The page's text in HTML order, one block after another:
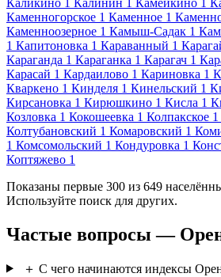
Каменногорское 1 Каменное 1
Каменноозерное 1 Камыш-Садак 1
1 Капитоновка 1 Караванный 1
Караганда 1 Караганка 1 Карагач 1
Карасай 1 Кардаилово 1 Кариновка 1
Кваркено 1 Кинделя 1 Кинельский 1
Кирсановка 1 Кирюшкино 1 Кисла 1
Козловка 1 Кокошеевка 1 Колпакское 1
Колтубановский 1 Комаровский 1
1 Комсомольский 1 Кондуровка 1
Коптяжево 1
Показаны первые 300 из 649
Используйте поиск для других.
Частые вопросы —
＋ С чего начинаются индексы